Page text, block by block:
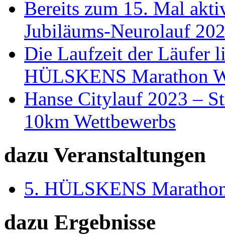
Bereits zum 15. Mal
Jubiläums-Neurolauf
Die Laufzeit der Läufer
HÜLSKENS Marathon
Hanse Citylauf 2023 –
10km Wettbewerbs
dazu Veranstaltungen
5. HÜLSKENS
dazu Ergebnisse